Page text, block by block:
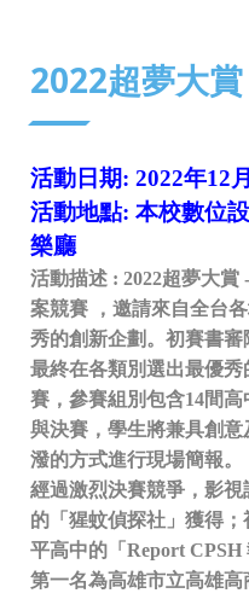
2022超夢大賞
活動日期: 2022年12
活動地點: 本校數位
樂廳
活動描述 : 2022超夢大賞
案競賽
，邀請來自全台
秀的創新企劃。初賽書
最終在各類別選出最優
賽，參賽組別包含14間
與決賽，學生將兼具創
潑的方式進行現場簡報。
經過激烈決賽競爭，影
的「猩蚊偵探社」獲得
平高中的「Report
第一名為高雄市立高雄